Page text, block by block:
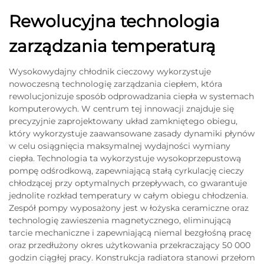
Rewolucyjna technologia
zarządzania temperaturą
Wysokowydajny chłodnik cieczowy wykorzystuje
nowoczesną technologię zarządzania ciepłem, która
rewolucjonizuje sposób odprowadzania ciepła w systemach
komputerowych. W centrum tej innowacji znajduje się
precyzyjnie zaprojektowany układ zamkniętego obiegu,
który wykorzystuje zaawansowane zasady dynamiki płynów
w celu osiągnięcia maksymalnej wydajności wymiany
ciepła. Technologia ta wykorzystuje wysokoprzepustową
pompę odśrodkową, zapewniającą stałą cyrkulację cieczy
chłodzącej przy optymalnych przepływach, co gwarantuje
jednolite rozkład temperatury w całym obiegu chłodzenia.
Zespół pompy wyposażony jest w łożyska ceramiczne oraz
technologię zawieszenia magnetycznego, eliminującą
tarcie mechaniczne i zapewniającą niemal bezgłośną pracę
oraz przedłużony okres użytkowania przekraczający 50 000
godzin ciągłej pracy. Konstrukcja radiatora stanowi przełom